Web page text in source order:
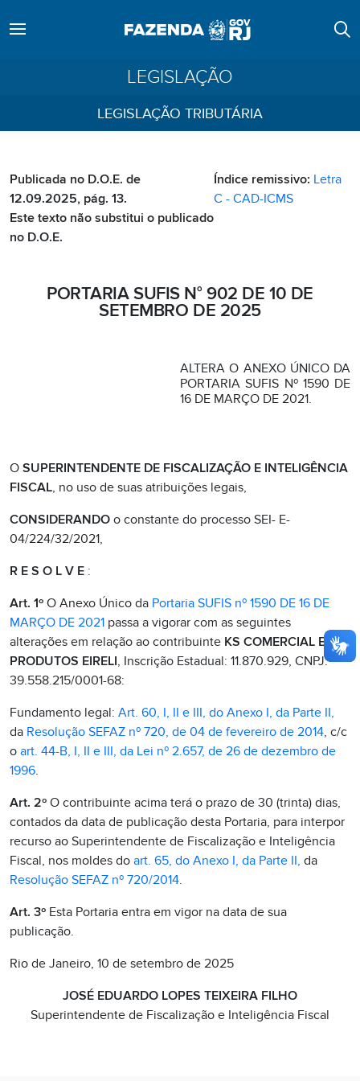
LEGISLAÇÃO
LEGISLAÇÃO TRIBUTÁRIA
Publicada no D.O.E. de
12.09.2025, pág. 13.
Este texto não substitui o publicado
no D.O.E.
Índice remissivo: Letra
C - CAD-ICMS
PORTARIA SUFIS N° 902 DE 10 DE
SETEMBRO DE 2025
ALTERA O ANEXO ÚNICO DA
PORTARIA SUFIS Nº 1590 DE
16 DE MARÇO DE 2021.
O SUPERINTENDENTE DE FISCALIZAÇÃO E INTELIGÊNCIA
FISCAL, no uso de suas atribuições legais,
CONSIDERANDO o constante do processo SEI- E-
04/224/32/2021,
R E S O L V E :
Art. 1º O Anexo Único da Portaria SUFIS nº 1590 DE 16 DE
MARÇO DE 2021 passa a vigorar com as seguintes
alterações em relação ao contribuinte KS COMERCIAL E
PRODUTOS EIRELI, Inscrição Estadual: 11.870.929, CNPJ:
39.558.215/0001-68:
Fundamento legal: Art. 60, I, II e III, do Anexo I, da Parte II,
da Resolução SEFAZ nº 720, de 04 de fevereiro de 2014, c/c
o art. 44-B, I, II e III, da Lei nº 2.657, de 26 de dezembro de
1996.
Art. 2º O contribuinte acima terá o prazo de 30 (trinta) dias,
contados da data de publicação desta Portaria, para interpor
recurso ao Superintendente de Fiscalização e Inteligência
Fiscal, nos moldes do art. 65, do Anexo I, da Parte II, da
Resolução SEFAZ nº 720/2014.
Art. 3º Esta Portaria entra em vigor na data de sua
publicação.
Rio de Janeiro, 10 de setembro de 2025
JOSÉ EDUARDO LOPES TEIXEIRA FILHO
Superintendente de Fiscalização e Inteligência Fiscal